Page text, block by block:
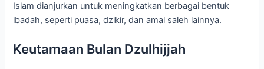
Islam dianjurkan untuk meningkatkan berbagai bentuk
ibadah, seperti puasa, dzikir, dan amal saleh lainnya.
Keutamaan Bulan Dzulhijjah